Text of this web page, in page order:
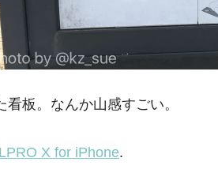
看板。なんか山感すごい。
X for iPhone.